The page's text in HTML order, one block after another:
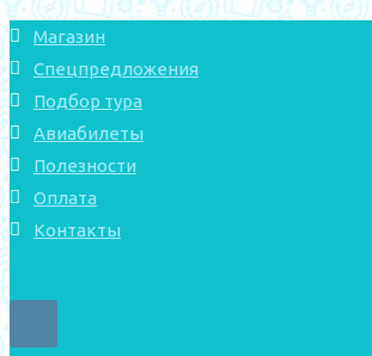
Магазин
Спецпредложения
Подбор тура
Авиабилеты
Полезности
Оплата
Контакты